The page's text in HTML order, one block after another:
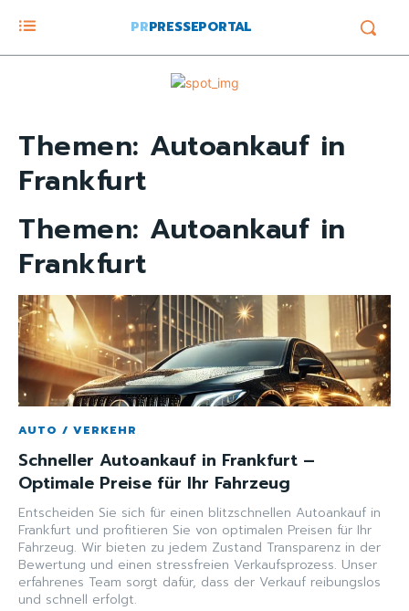
PRPRESSEPORTAL
Themen: Autoankauf in
Frankfurt
Themen: Autoankauf in
Frankfurt
AUTO / VERKEHR
Schneller Autoankauf in Frankfurt –
Optimale Preise für Ihr Fahrzeug
Entscheiden Sie sich für einen blitzschnellen Autoankauf in
Frankfurt und profitieren Sie von optimalen Preisen für Ihr
Fahrzeug. Wir bieten zu jedem Zustand Transparenz in der
Bewertung und einen stressfreien Verkaufsprozess. Unser
erfahrenes Team sorgt dafür, dass der Verkauf reibungslos
und schnell erfolgt.